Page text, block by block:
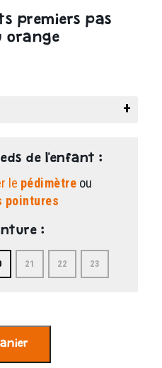
premiers pas
orange
de l'enfant :
le pédimètre ou
pointures
:
21 22 23